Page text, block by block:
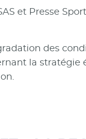
et Presse
des
la stratégie